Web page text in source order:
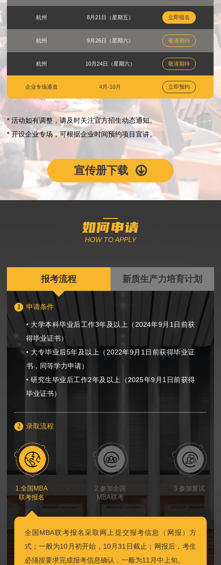
杭州 8月21日（星期五） 立即报名
杭州 9月26日（星期六） 敬请期待
杭州 10月24日（星期六） 敬请期待
企业专场通道 4月-10月 立即预约
* 活动如有调整，请及时关注官方招生动态通知。
* 开设企业专场，可根据企业时间预约项目宣讲。
宣传册下载
如何申请
HOW TO APPLY
报考流程 新质生产力培育计划
1 申请条件
• 大学本科毕业后工作3年及以上（2024年9月1日前获
得毕业证书）
• 大专毕业后5年及以上（2022年9月1日前获得毕业证
书，同等学力申请）
• 研究生毕业后工作2年及以上（2025年9月1日前获得
毕业证书）
2 录取流程
1.全国MBA
联考报名
2.参加全国
MBA联考
3.参加复试
全国MBA联考报名采取网上提交报考信息（网报）方
式；一般为10月初开始，10月31日截止；网报后，考生
必须按要求完成报考信息确认，一般为11月中上旬。